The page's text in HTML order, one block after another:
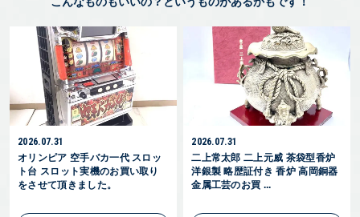
2026.07.31
オリンピア 空手バカ一代 スロッ
ト台 スロット実機のお買い取り
をさせて頂きました。
2026.07.31
二上常太郎 二上元威 茶袋型香炉
洋銀製 略歴証付き 香炉 高岡銅器
金属工芸のお買 ...